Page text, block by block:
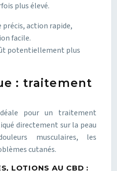
plus élevé.
précis, action rapide,
facile.
potentiellement plus
: traitement
pour un traitement
directement sur la peau
musculaires, les
cutanés.
LOTIONS AU CBD :